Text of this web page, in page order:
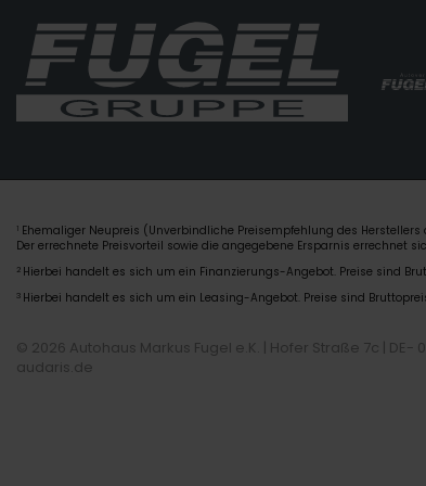
1 Ehemaliger Neupreis (Unverbindliche Preisempfehlung des
Der errechnete Preisvorteil sowie die angegebene Ersparnis
2 Hierbei handelt es sich um ein Finanzierungs-Angebot. Preise sind
3 Hierbei handelt es sich um ein Leasing-Angebot. Preise sind
© 2026 Autohaus Markus Fugel e.K. | Hofer Straße 7c |
audaris.de